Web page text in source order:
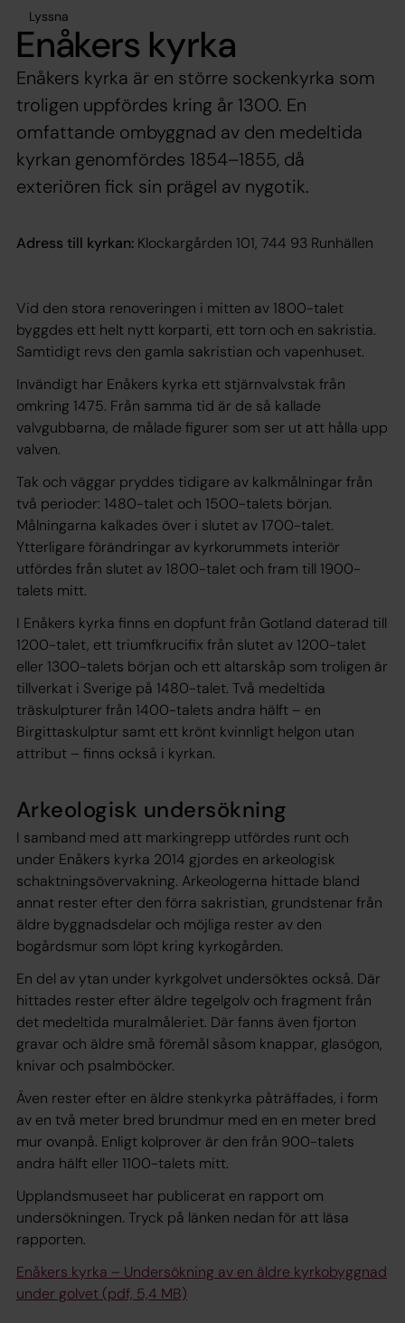
Lyssna
Enåkers kyrka
Enåkers kyrka är en större sockenkyrka som
troligen uppfördes kring år 1300. En
omfattande ombyggnad av den medeltida
kyrkan genomfördes 1854–1855, då
exteriören fick sin prägel av nygotik.
Adress till kyrkan: Klockargården 101, 744 93 Runhällen
Vid den stora renoveringen i mitten av 1800-talet
byggdes ett helt nytt korparti, ett torn och en sakristia.
Samtidigt revs den gamla sakristian och vapenhuset.
Invändigt har Enåkers kyrka ett stjärnvalvstak från
omkring 1475. Från samma tid är de så kallade
valvgubbarna, de målade figurer som ser ut att hålla upp
valven.
Tak och väggar pryddes tidigare av kalkmålningar från
två perioder: 1480-talet och 1500-talets början.
Målningarna kalkades över i slutet av 1700-talet.
Ytterligare förändringar av kyrkorummets interiör
utfördes från slutet av 1800-talet och fram till 1900-
talets mitt.
I Enåkers kyrka finns en dopfunt från Gotland daterad till
1200-talet, ett triumfkrucifix från slutet av 1200-talet
eller 1300-talets början och ett altarskåp som troligen är
tillverkat i Sverige på 1480-talet. Två medeltida
träskulpturer från 1400-talets andra hälft – en
Birgittaskulptur samt ett krönt kvinnligt helgon utan
attribut – finns också i kyrkan.
Arkeologisk undersökning
I samband med att markingrepp utfördes runt och
under Enåkers kyrka 2014 gjordes en arkeologisk
schaktningsövervakning. Arkeologerna hittade bland
annat rester efter den förra sakristian, grundstenar från
äldre byggnadsdelar och möjliga rester av den
bogårdsmur som löpt kring kyrkogården.
En del av ytan under kyrkgolvet undersöktes också. Där
hittades rester efter äldre tegelgolv och fragment från
det medeltida muralmåleriet. Där fanns även fjorton
gravar och äldre små föremål såsom knappar, glasögon,
knivar och psalmböcker.
Även rester efter en äldre stenkyrka påträffades, i form
av en två meter bred brundmur med en en meter bred
mur ovanpå. Enligt kolprover är den från 900-talets
andra hälft eller 1100-talets mitt.
Upplandsmuseet har publicerat en rapport om
undersökningen. Tryck på länken nedan för att läsa
rapporten.
Enåkers kyrka – Undersökning av en äldre kyrkobyggnad
under golvet (pdf, 5,4 MB)